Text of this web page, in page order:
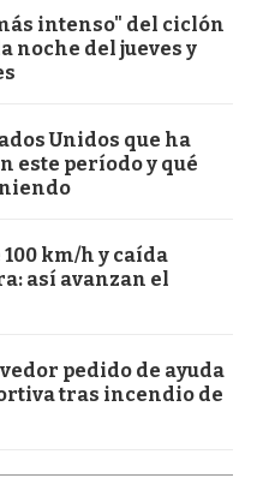
intenso" del ciclón
noche del jueves y
Unidos que ha
este período y qué
km/h y caída
así avanzan el
pedido de ayuda
tras incendio de